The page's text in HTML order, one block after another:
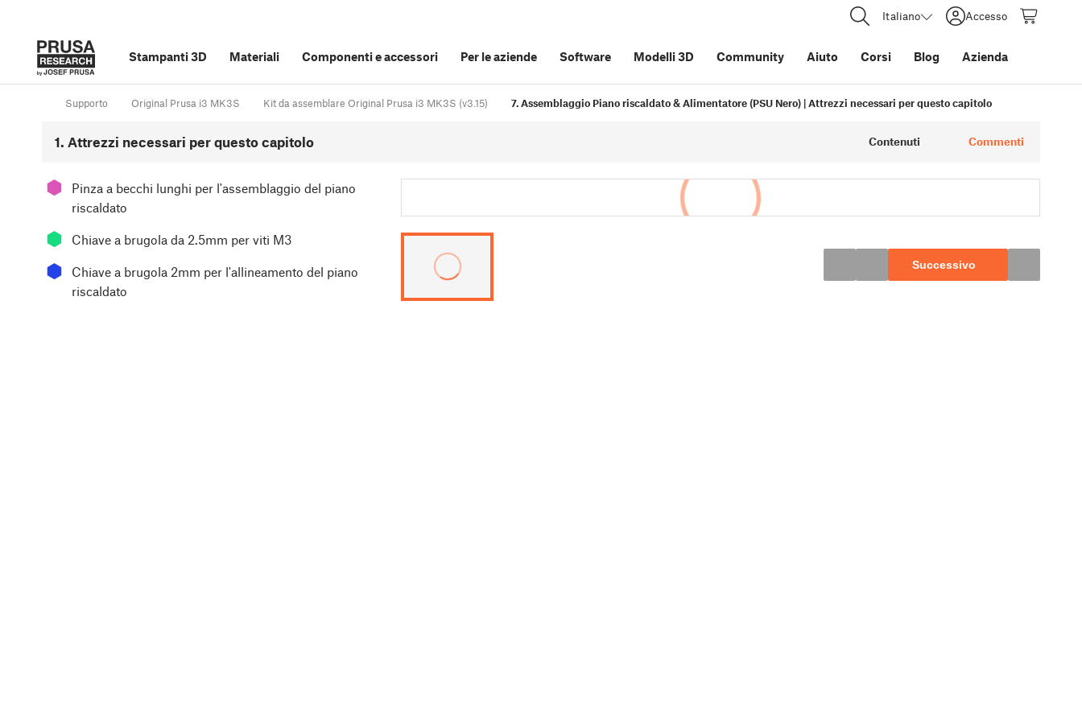
Italiano Accesso
Stampanti 3D Materiali Componenti e accessori Per le aziende Software Modelli 3D Community Aiuto Corsi Blog Azienda
Supporto Original Prusa i3 MK3S Kit da assemblare Original Prusa i3 MK3S (v3.15) 7. Assemblaggio Piano riscaldato & Alimentatore (PSU Nero) | Attrezzi necessari per questo capitolo
1. Attrezzi necessari per questo capitolo Contenuti Commenti
⬢
Pinza a becchi lunghi per l'assemblaggio del piano
riscaldato
⬢ Chiave a brugola da 2.5mm per viti M3
⬢
Chiave a brugola 2mm per l'allineamento del piano
riscaldato
Successivo